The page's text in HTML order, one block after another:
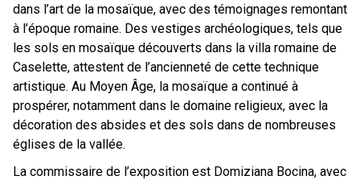
dans l’art de la mosaïque, avec des témoignages remontant
à l’époque romaine. Des vestiges archéologiques, tels que
les sols en mosaïque découverts dans la villa romaine de
Caselette, attestent de l’ancienneté de cette technique
artistique. Au Moyen Âge, la mosaïque a continué à
prospérer, notamment dans le domaine religieux, avec la
décoration des absides et des sols dans de nombreuses
églises de la vallée.
La commissaire de l’exposition est Domiziana Bocina, avec